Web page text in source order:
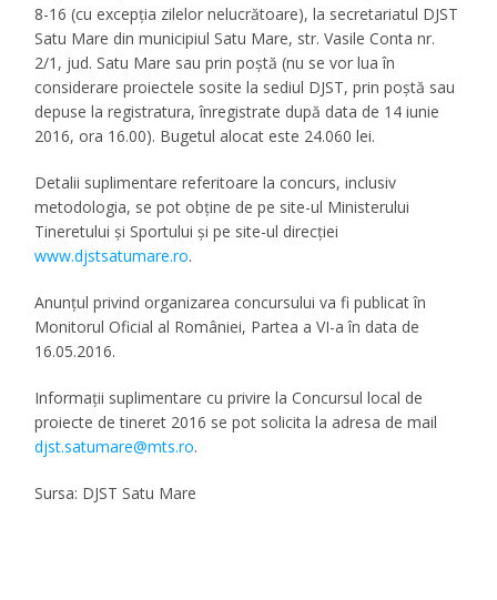
8-16 (cu excepția zilelor nelucrătoare), la secretariatul DJST
Satu Mare din municipiul Satu Mare, str. Vasile Conta nr.
2/1, jud. Satu Mare sau prin poștă (nu se vor lua în
considerare proiectele sosite la sediul DJST, prin poștă sau
depuse la registratura, înregistrate după data de 14 iunie
2016, ora 16.00). Bugetul alocat este 24.060 lei.
Detalii suplimentare referitoare la concurs, inclusiv
metodologia, se pot obţine de pe site-ul Ministerului
Tineretului şi Sportului și pe site-ul direcției
www.djstsatumare.ro.
Anunțul privind organizarea concursului va fi publicat în
Monitorul Oficial al României, Partea a VI-a în data de
16.05.2016.
Informații suplimentare cu privire la Concursul local de
proiecte de tineret 2016 se pot solicita la adresa de mail
djst.satumare@mts.ro.
Sursa: DJST Satu Mare